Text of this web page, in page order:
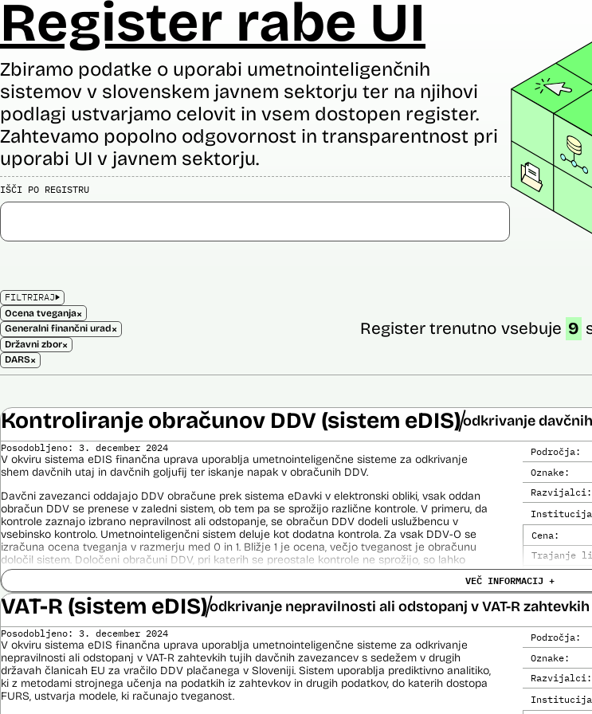
Register rabe UI
Zbiramo podatke o uporabi umetnointeligenčnih
sistemov v slovenskem javnem sektorju ter na njihovi
podlagi ustvarjamo celovit in vsem dostopen register.
Zahtevamo popolno odgovornost in transparentnost pri
uporabi UI v javnem sektorju.
IŠČI PO REGISTRU
FILTRIRAJ
Ocena tveganja×
Generalni finančni urad×
Državni zbor×
DARS×
Register trenutno vsebuje 9
Kontroliranje obračunov DDV (sistem eDIS)odkrivanje
Področja:
Oznake:
Razvijalci:
Cena:
Trajanje
Analiza
Posodobljeno: 3. december 2024
V okviru sistema eDIS finančna uprava uporablja umetnointeligenčne sisteme za odkrivanje
shem davčnih utaj in davčnih goljufij ter iskanje napak v obračunih DDV.
Davčni zavezanci oddajajo DDV obračune prek sistema eDavki v elektronski obliki, vsak oddan
obračun DDV se prenese v zaledni sistem, ob tem pa se sprožijo različne kontrole. V primeru, da
kontrole zaznajo izbrano nepravilnost ali odstopanje, se obračun DDV dodeli uslužbencu v
vsebinsko kontrolo. Umetnointeligenčni sistem deluje kot dodatna kontrola. Za vsak DDV-O se
izračuna ocena tveganja v razmerju med 0 in 1. Bližje 1 je ocena, večjo tveganost je obračunu
določil sistem. Določeni obračuni DDV, pri katerih se preostale kontrole ne sprožijo, so lahko
zaradi višine tveganosti, ki jo dodeli umetnointeligenčni sistem, prav tako dodeljeni uslužbencem
v pregled.
Izdelava modelov poteka z orodjem SAP Data Intelligence. To orodje v fazi izdelave ustvari veliko
število modelov (več kot 1000), nato se v več fazah izloča manj ustrezne modele in na koncu
izbere enega, ki se ga potem uporabi v produkciji.
Viri:
Odgovor na zahtevo za dostop do informacij javnega značaja
Postopek izdelave prediktivnega modela
VEČ INFORMACIJ +
VAT-R (sistem eDIS)odkrivanje nepravilnosti ali odstopanj v VAT-R zahtevkih
Področja:
Oznake:
Razvijalci:
Posodobljeno: 3. december 2024
V okviru sistema eDIS finančna uprava uporablja umetnointeligenčne sisteme za odkrivanje
nepravilnosti ali odstopanj v VAT-R zahtevkih tujih davčnih zavezancev s sedežem v drugih
državah članicah EU za vračilo DDV plačanega v Sloveniji. Sistem uporablja prediktivno analitiko,
ki z metodami strojnega učenja na podatkih iz zahtevkov in drugih podatkov, do katerih dostopa
FURS, ustvarja modele, ki računajo tveganost.